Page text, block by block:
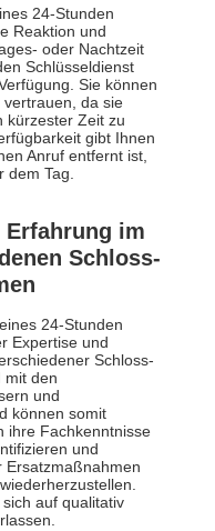
24-Stunden
Reaktion und
oder Nachtzeit
Schlüsseldienst
Sie können
da sie
kürzester Zeit zu
gibt Ihnen
Anruf entfernt ist,
dem Tag.
Erfahrung im
Schloss-
24-Stunden
Expertise und
Schloss-
mit den
und
können somit
ihre Fachkenntnisse
und
Ersatzmaßnahmen
auf qualitativ